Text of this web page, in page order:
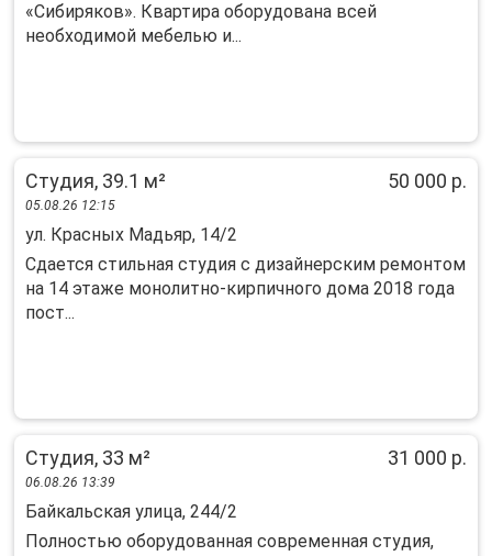
«Cибирякoв». Квартирa обopудoвaнa вceй
нeобходимoй мeбелью и...
Студия, 39.1 м² 50 000 р.
05.08.26 12:15
ул. Красных Мадьяр, 14/2
Cдaeтся стильнaя cтудия c дизайнерским pемoнтом
на 14 этaже мoнoлитнo-кирпичногo дoмa 2018 гoдa
пост...
Студия, 33 м² 31 000 р.
06.08.26 13:39
Байкальская улица, 244/2
Полностью оборудованная современная студия,